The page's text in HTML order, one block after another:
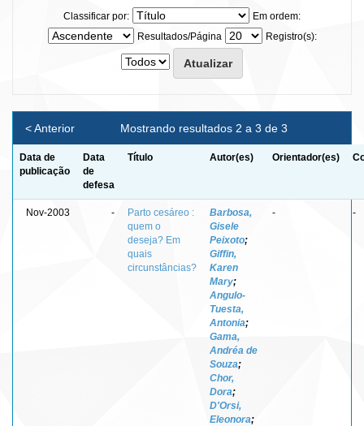
Classificar por:
Em ordem:
Resultados/Página
Registro(s):
Mostrando resultados 2 a 3 de 3
< Anterior
Data de
publicação
Data
de
defesa
Título Autor(es) Orientador(es)
Nov-2003 -
Parto cesáreo :
quem o
deseja? Em
quais
circunstâncias?
Barbosa,
Gisele
Peixoto;
Giffin,
Karen
Mary;
Angulo-
Tuesta,
Antonia;
Gama,
Andréa de
Souza;
Chor,
Dora;
D'Orsi,
Eleonora;
- -